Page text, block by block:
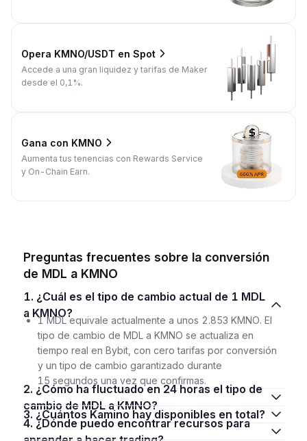
Opera KMNO/USDT en Spot
Accede a una gran liquidez y tarifas de Maker
desde el 0,1%.
Gana con KMNO
Aumenta tus tenencias con Rewards Service
y On-Chain Earn.
Preguntas frecuentes sobre la conversión
de MDL a KMNO
1. ¿Cuál es el tipo de cambio actual de 1 MDL
a KMNO?
1 MDL equivale actualmente a unos 2.853 KMNO. El
tipo de cambio de MDL a KMNO se actualiza en
tiempo real en Bybit, con cero tarifas por conversión
y un tipo de cambio garantizado durante
15 segundos una vez que confirmas.
2. ¿Cómo ha fluctuado en 24 horas el tipo de
cambio de MDL a KMNO?
3. ¿Cuántos Kamino hay disponibles en total?
4. ¿Dónde puedo encontrar recursos para